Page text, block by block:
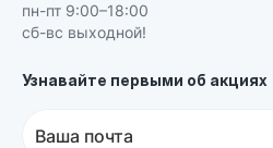
пн-пт 9:00–18:00
сб-вс выходной!
Узнавайте первыми об акциях
Ваша почта